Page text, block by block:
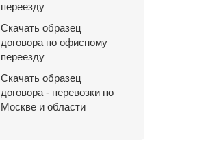
переезду
Скачать образец
договора по офисному
переезду
Скачать образец
договора - перевозки по
Москве и области